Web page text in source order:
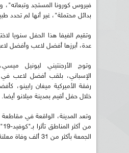
فيروس كورونا المستجد وتبعاته"،
بدائل محتملة"، غير أنها لم تحدد
وتقيم الفيفا هذا الحفل سنويا
عدة، أبرزها أفضل لاعب وأفضل
وتوج الأرجنتيني ليونيل
الإسباني، بلقب أفضل لاعب في
رفقة الأميركية ميغان رابينو،
خلال حفل أقيم بمدينة ميلانو أيضا.
وتعد المدينة، الواقعة في مقاطعة
الجمعة بأكثر من 31 ألف وفاة معلنة في البلاد.